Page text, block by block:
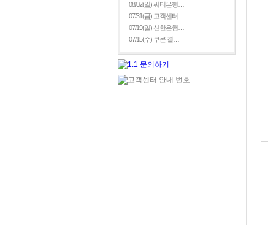
08/02(일) 씨티은행…
07/31(금) 고객센터…
07/19(일) 신한은행…
07/15(수) 쿠콘 결…